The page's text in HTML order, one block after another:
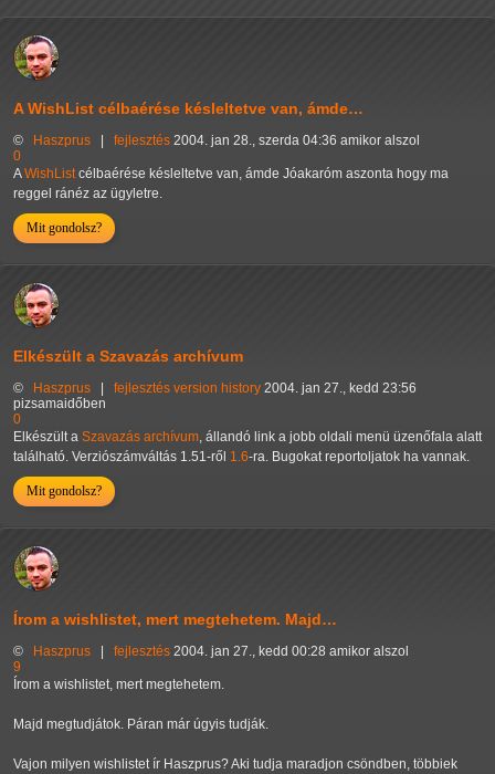
A WishList célbaérése késleltetve van, ámde…
© Haszprus fejlesztés 2004. jan 28., szerda 04:36 amikor alszol
0
AWishListcélbaérése késleltetve van, ámde Jóakaróm aszonta hogy ma
reggel ránéz az ügyletre.
Mit gondolsz?
Elkészült a Szavazás archívum
© Haszprus fejlesztés version history 2004. jan 27., kedd 23:56
pizsamaidőben
0
Elkészült a Szavazás archívum, állandó link a jobb oldali menü üzenőfala alatt
található. Verziószámváltás 1.51-ről 1.6-ra. Bugokat reportoljatok ha vannak.
Mit gondolsz?
Írom a wishlistet, mert megtehetem. Majd…
© Haszprus fejlesztés 2004. jan 27., kedd 00:28 amikor alszol
9
Írom a wishlistet, mert megtehetem.
Majd megtudjátok. Páran már úgyis tudják.
Vajon milyen wishlistet ír Haszprus? Aki tudja maradjon csöndben, többiek